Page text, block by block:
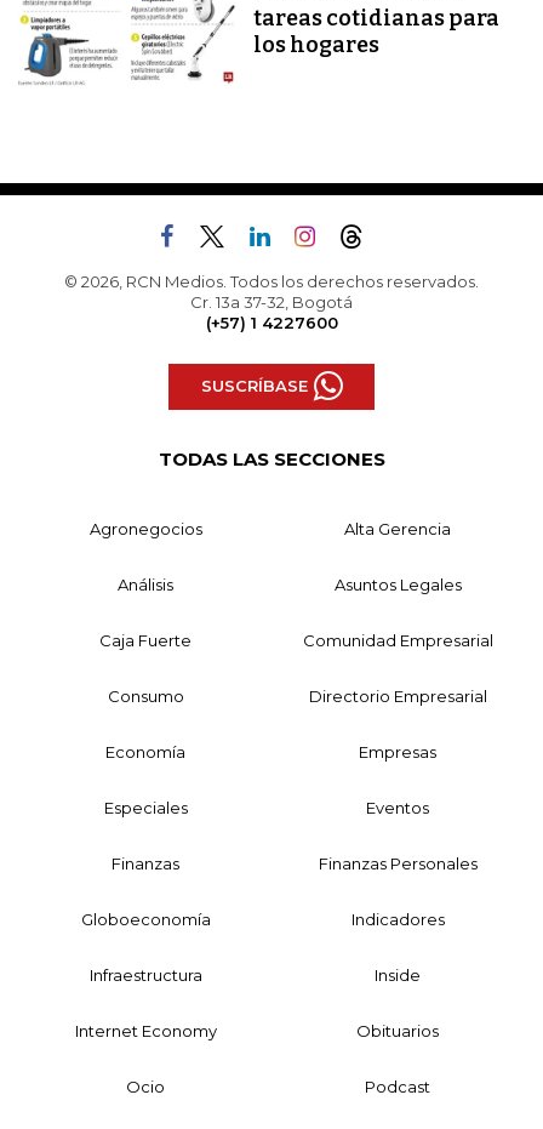
tareas cotidianas para
los hogares
© 2026, RCN Medios. Todos los derechos reservados.
Cr. 13a 37-32, Bogotá
(+57) 1 4227600
SUSCRÍBASE
TODAS LAS SECCIONES
Agronegocios Alta Gerencia
Análisis Asuntos Legales
Caja Fuerte Comunidad Empresarial
Consumo Directorio Empresarial
Economía Empresas
Especiales Eventos
Finanzas Finanzas Personales
Globoeconomía Indicadores
Infraestructura Inside
Internet Economy Obituarios
Ocio Podcast